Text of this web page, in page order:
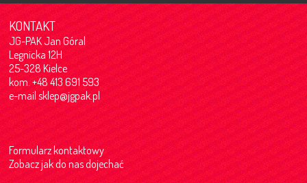
KONTAKT
JG-PAK Jan Góral
Legnicka 12H
25-328 Kielce
kom. +48 413 691 593
e-mailsklep@jgpak.pl
Formularz kontaktowy
Zobacz jak do nas dojechać